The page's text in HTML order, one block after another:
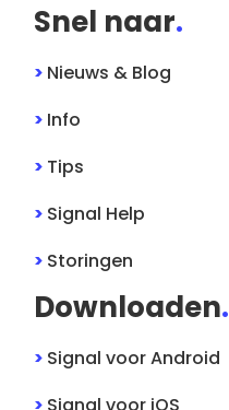
Snel naar.
> Nieuws & Blog
> Info
> Tips
> Signal Help
> Storingen
Downloaden.
> SignalvoorAndroid
> Signalvoor iOS